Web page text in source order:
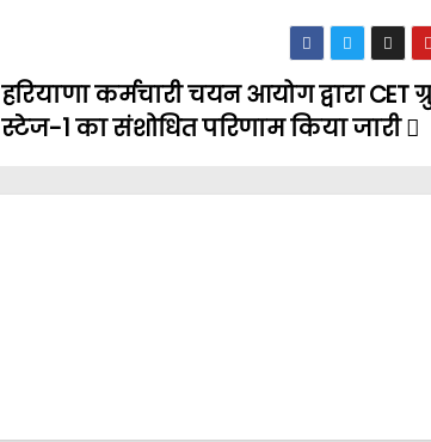
हरियाणा कर्मचारी चयन आयोग द्वारा CET
स्टेज-1 का संशोधित परिणाम किया जारी